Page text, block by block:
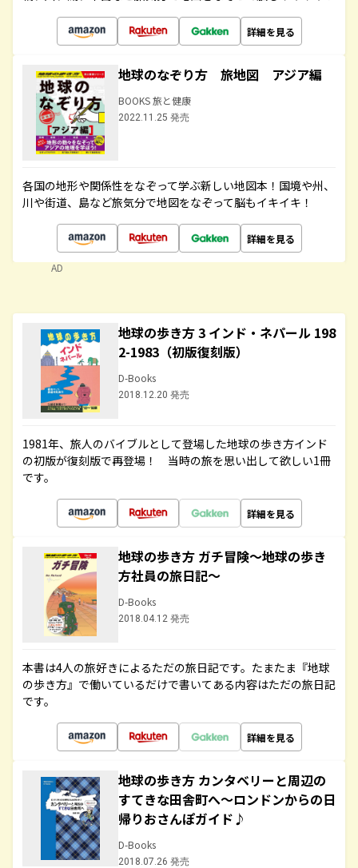
詳細を見る
地球のなぞり方 旅地図 アジア編
BOOKS 旅と健康
2022.11.25 発売
各国の地形や関係性をなぞって学ぶ新しい地図本！国境や州、
川や街道、島など旅気分で地図をなぞって脳もイキイキ！
詳細を見る
AD
地球の歩き方 3 インド・ネパール 198
2-1983（初版復刻版）
D-Books
2018.12.20 発売
1981年、旅人のバイブルとして登場した地球の歩き方インド
の初版が復刻版で再登場！ 当時の旅を思い出して欲しい1冊
です。
詳細を見る
地球の歩き方 ガチ冒険～地球の歩き
方社員の旅日記～
D-Books
2018.04.12 発売
本書は4人の旅好きによるただの旅日記です。たまたま『地球
の歩き方』で働いているだけで書いてある内容はただの旅日記
です。
詳細を見る
地球の歩き方 カンタベリーと周辺の
すてきな田舎町へ～ロンドンからの日
帰りおさんぽガイド♪
D-Books
2018.07.26 発売